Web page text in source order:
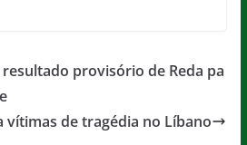
s
p
a
e
provisório de Reda pa
vítimas de tragédia no Líbano